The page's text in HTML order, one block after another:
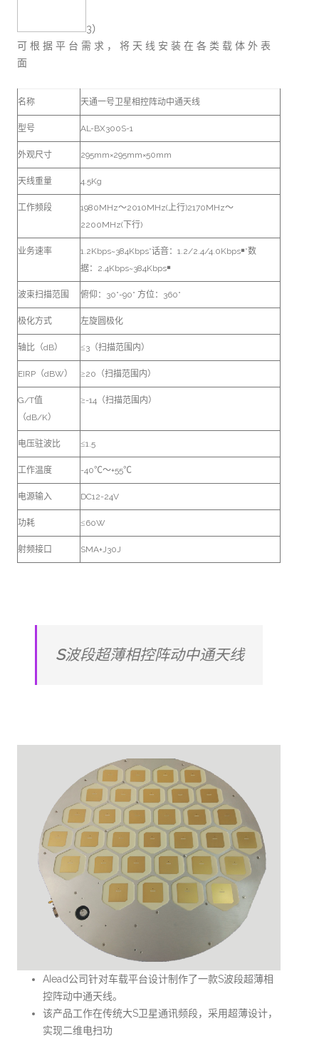
3）
可 根 据 平 台 需 求 ， 将 天 线 安 装 在 各 类 载 体 外 表
面
名称 天通一号卫星相控阵动中通天线
型号 AL-BX300S-1
外观尺寸 295mm×295mm×50mm
天线重量 4.5Kg
工作频段
1980MHz～2010MHz(上行)2170MHz～
2200MHz(下行)
业务速率
1.2Kbps~384Kbps*话音：1.2/2.4/4.0Kbps￭*数
据：2.4Kbps~384Kbps￭
波束扫描范围 俯仰：30°-90° 方位：360°
极化方式 左旋圆极化
轴比（dB） ≤3（扫描范围内）
EIRP（dBW） ≥20（扫描范围内）
G/T值
（dB/K）
≥-14（扫描范围内）
电压驻波比 ≤1.5
工作温度 -40℃～+55℃
电源输入 DC12-24V
功耗 ≤60W
射频接口 SMA+J30J
S波段超薄相控阵动中通天线
AIead公司针对车载平台设计制作了一款S波段超薄相
控阵动中通天线。
该产品工作在传统大S卫星通讯频段，采用超薄设计，
实现二维电扫功